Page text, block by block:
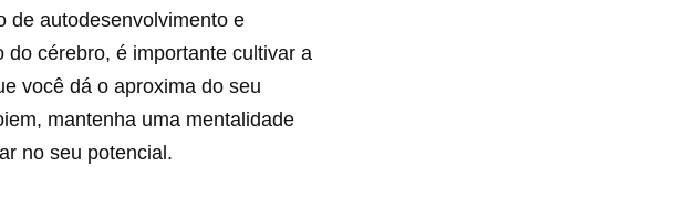
de autodesenvolvimento e
cérebro, é importante cultivar a
você dá o aproxima do seu
mantenha uma mentalidade
no seu potencial.